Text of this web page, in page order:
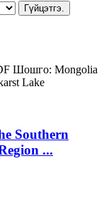
Гүйцэтгэ.
Шошго: Mongolia
Lake
Southern
...